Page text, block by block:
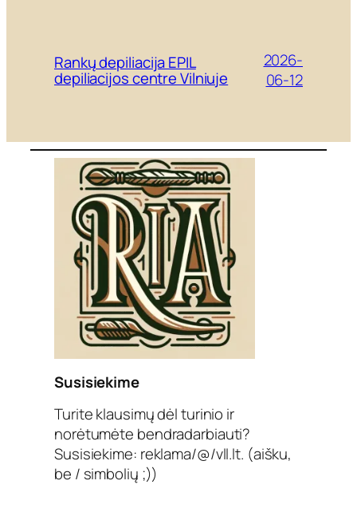
Rankų depiliacija EPIL
depiliacijos centre Vilniuje
2026-
06-12
Susisiekime
Turite klausimų dėl turinio ir
norėtumėte bendradarbiauti?
Susisiekime: reklama/@/vll.lt. (aišku,
be / simbolių ;))